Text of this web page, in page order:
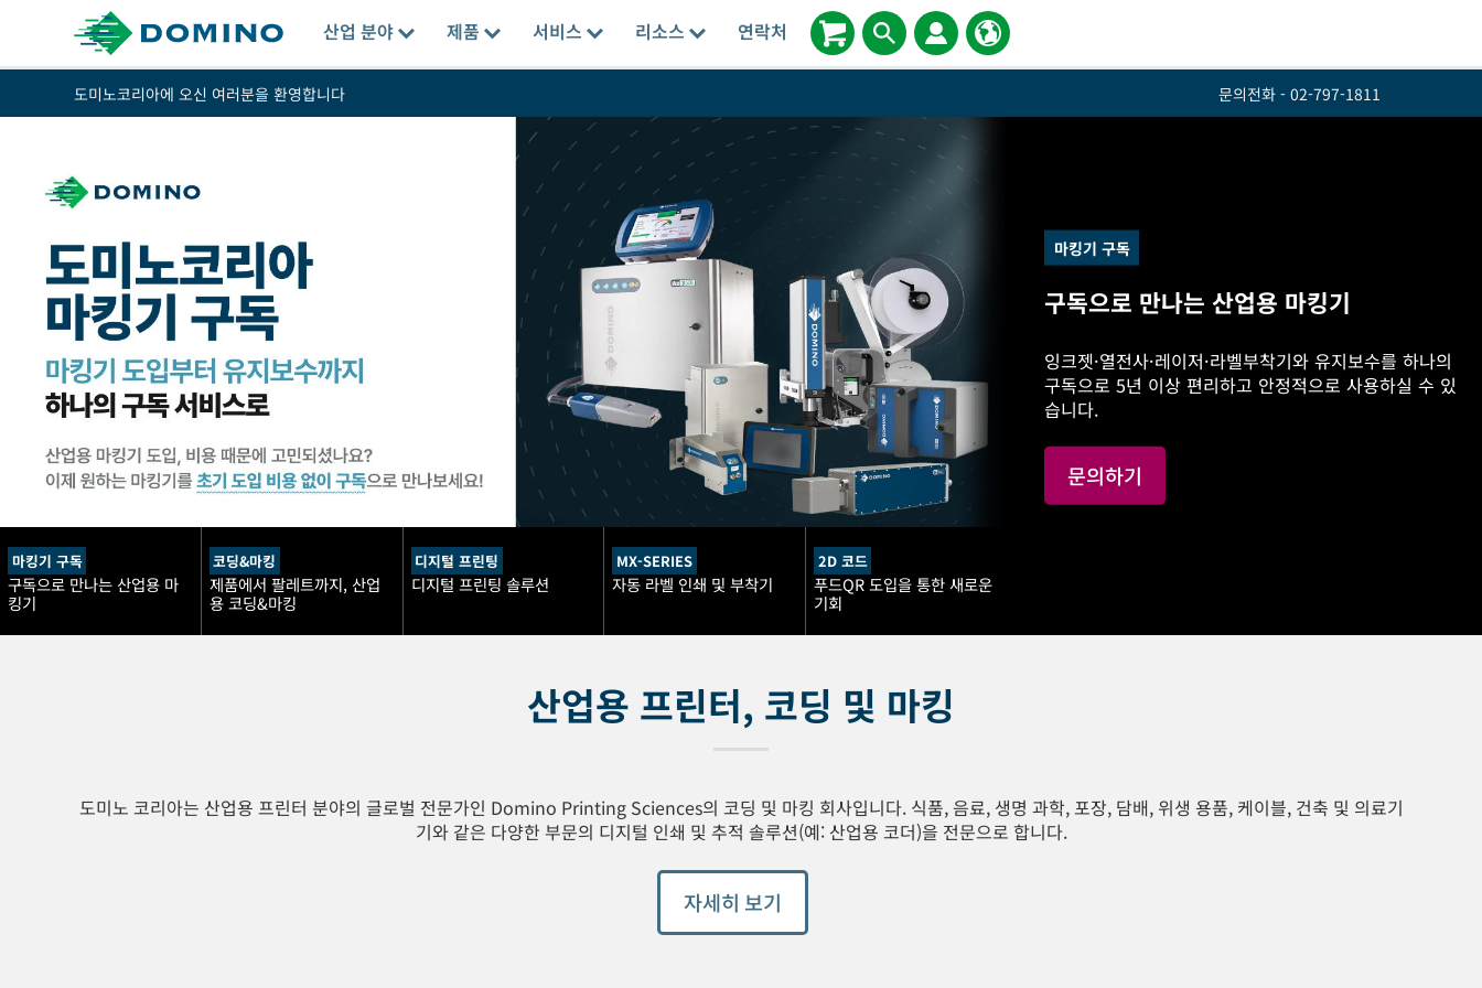
산업 분야 제품 서비스 리소스 연락처
도미노코리아에 오신 여러분을 환영합니다 문의전화 - 02-797-1811
마킹기 구독
구독으로 만나는 산업용 마킹기
잉크젯·열전사·레이저·라벨부착기와 유지보수를 하나의
구독으로 5년 이상 편리하고 안정적으로 사용하실 수 있
습니다.
문의하기
마킹기 구독
구독으로 만나는 산업용 마
킹기
코딩&마킹
제품에서 팔레트까지, 산업
용 코딩&마킹
디지털 프린팅
디지털 프린팅 솔루션
MX-SERIES
자동 라벨 인쇄 및 부착기
2D 코드
푸드QR 도입을 통한 새로운
기회
산업용 프린터, 코딩 및 마킹
도미노 코리아는 산업용 프린터 분야의 글로벌 전문가인 Domino Printing Sciences의 코딩 및 마킹 회사입니다. 식품, 음료, 생명 과학, 포장, 담배, 위생 용품, 케이블, 건축 및 의료기
기와 같은 다양한 부문의 디지털 인쇄 및 추적 솔루션(예: 산업용 코더)을 전문으로 합니다.
자세히 보기